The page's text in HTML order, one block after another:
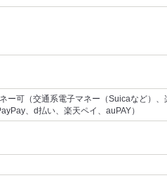
ー可（交通系電子マネー（Suicaなど）、
、d払い、楽天ペイ、auPAY）